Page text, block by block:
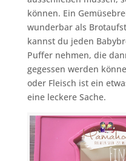
können. Ein
wunderbar als
kannst du jeden
Puffer nehmen, die
gegessen werden
oder Fleisch ist ein
eine leckere Sache.